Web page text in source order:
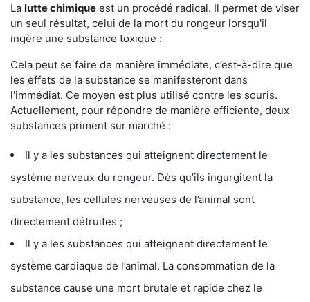
La lutte chimique est un procédé radical. Il permet de viser
un seul résultat, celui de la mort du rongeur lorsqu'il
ingère une substance toxique :
Cela peut se faire de manière immédiate, c’est-à-dire que
les effets de la substance se manifesteront dans
l'immédiat. Ce moyen est plus utilisé contre les souris.
Actuellement, pour répondre de manière efficiente, deux
substances priment sur marché :
Il y a les substances qui atteignent directement le
système nerveux du rongeur. Dès qu’ils ingurgitent la
substance, les cellules nerveuses de l’animal sont
directement détruites ;
Il y a les substances qui atteignent directement le
système cardiaque de l’animal. La consommation de la
substance cause une mort brutale et rapide chez le